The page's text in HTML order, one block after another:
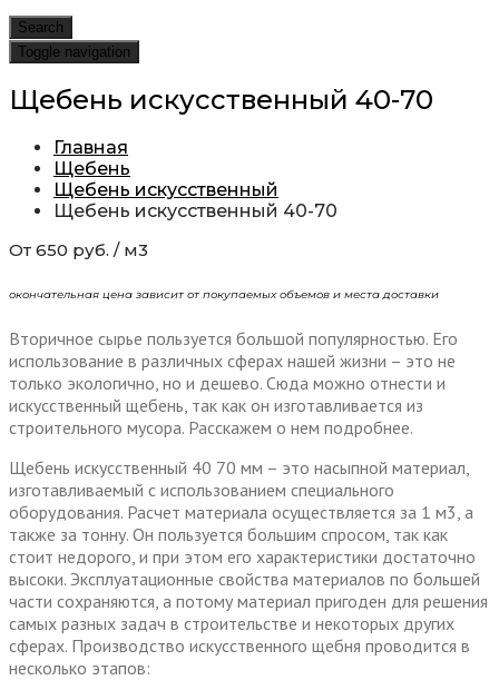
Search
Toggle navigation
Щебень искусственный 40-70
Главная
Щебень
Щебень искусственный
Щебень искусственный 40-70
От 650 руб. / м3
окончательная цена зависит от покупаемых объемов и места доставки
Вторичное сырье пользуется большой популярностью. Его
использование в различных сферах нашей жизни – это не
только экологично, но и дешево. Сюда можно отнести и
искусственный щебень, так как он изготавливается из
строительного мусора. Расскажем о нем подробнее.
Щебень искусственный 40 70 мм – это насыпной материал,
изготавливаемый с использованием специального
оборудования. Расчет материала осуществляется за 1 м3, а
также за тонну. Он пользуется большим спросом, так как
стоит недорого, и при этом его характеристики достаточно
высоки. Эксплуатационные свойства материалов по большей
части сохраняются, а потому материал пригоден для решения
самых разных задач в строительстве и некоторых других
сферах. Производство искусственного щебня проводится в
несколько этапов: